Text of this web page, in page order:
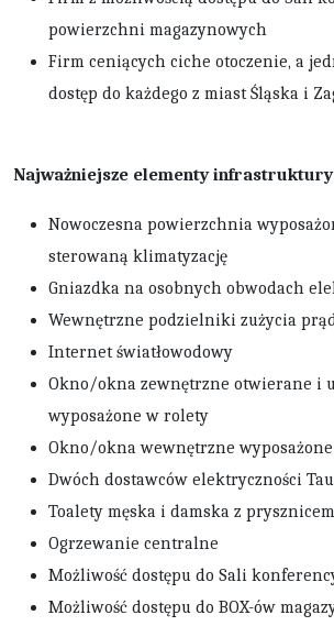
powierzchni magazynowych
Firm ceniących ciche otoczenie, a
dostęp do każdego z miast Śląska i
Najważniejsze elementy
Nowoczesna powierzchnia
sterowaną klimatyzację
Gniazdka na osobnych obwodach
Wewnętrzne podzielniki zużycia
Internet światłowodowy
Okno/okna zewnętrzne otwierane i
wyposażone w rolety
Okno/okna wewnętrzne
Dwóch dostawców elektryczności
Toalety męska i damska z prysznicem
Ogrzewanie centralne
Możliwość dostępu do Sali
Możliwość dostępu do BOX-ów